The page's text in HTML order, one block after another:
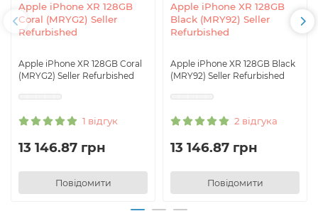
Apple iPhone XR 128GB
Coral (MRYG2) Seller
Refurbished
Apple iPhone XR 128GB Coral
(MRYG2) Seller Refurbished
1 відгук
13 146.87 грн
Повідомити
Apple iPhone XR 128GB
Black (MRY92) Seller
Refurbished
Apple iPhone XR 128GB Black
(MRY92) Seller Refurbished
2 відгука
13 146.87 грн
Повідомити